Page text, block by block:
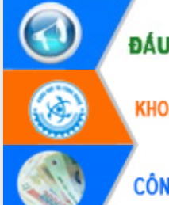
Đắk Lắk ký kết thỏa thuận hợp tác về
chuyển đổi số giai đoạn 2026 – 2030
với Tập đoàn Bưu chính Viễn thông
Việt Nam
Thứ trưởng Bộ Y tế làm việc với tỉnh
Đắk Lắk về phát triển nhân lực y tế
cho trạm y tế cấp xã
Du lịch Đắk Lắk nâng tầm trải nghiệm
du khách thông qua Hệ thống cơ sở dữ
liệu và Bản đồ số
Tập huấn ứng dụng trí tuệ nhân tạo (AI)
trong thương mại điện tử năm 2026